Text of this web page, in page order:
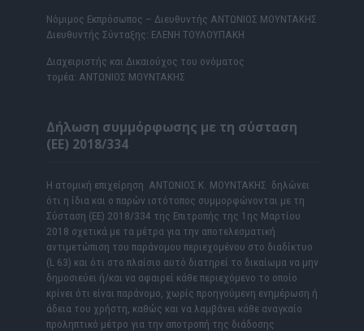
Νόμιμος Εκπρόσωπος – Διευθυντής ΑΝΤΩΝΙΟΣ ΜΟΥΝΤΑΚΗΣ
Διευθυντής Σύνταξης: ΕΛΕΝΗ ΤΟΥΛΟΥΠΑΚΗ
Διαχειριστής και Δικαιούχος του ονόματος
τομέα: ΑΝΤΩΝΙΟΣ ΜΟΥΝΤΑΚΗΣ
Δήλωση συμμόρφωσης με τη σύσταση
(ΕΕ) 2018/334
Η ατομική επιχείρηση ΑΝΤΩΝΙΟΣ Κ. ΜΟΥΝΤΑΚΗΣ δηλώνει
ότι η ίδια και ο παρών ιστότοπος συμμορφώνονται με τη
Σύσταση (ΕΕ) 2018/334 της Επιτροπής της 1ης Μαρτίου
2018 σχετικά με τα μέτρα για την αποτελεσματική
αντιμετώπιση του παράνομου περιεχομένου στο διαδίκτυο
(L 63) και ότι στο πλαίσιο αυτό διατηρεί το δικαίωμα να μην
δημοσιεύει ή/και να αφαιρεί κάθε περιεχόμενο το οποίο
κρίνει ότι είναι παράνομο, χωρίς προηγούμενη ενημέρωση ή
άδεια του χρήστη, καθώς και να λαμβάνει κάθε αναγκαίο
προληπτικό μέτρο για την αποτροπή της διάδοσης